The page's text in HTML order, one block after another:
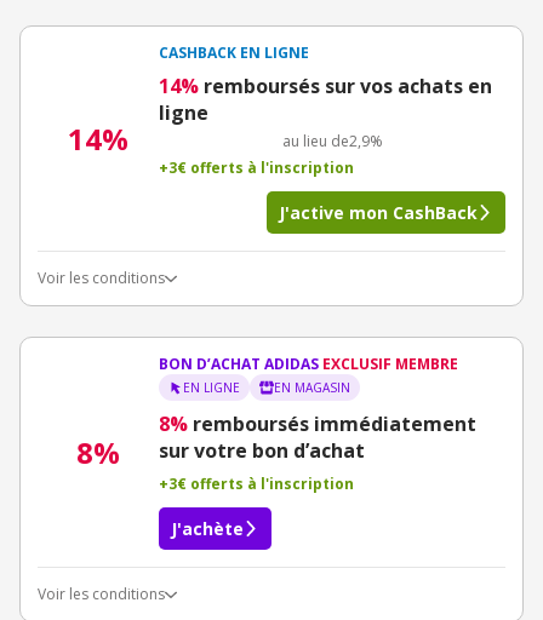
14%
CASHBACK EN LIGNE
14% remboursés sur vos achats en
ligne
au lieu de2,9%
+3€ offerts à l'inscription
J'active mon CashBack
Voir les conditions
8%
BON D’ACHAT ADIDAS EXCLUSIF MEMBRE
EN LIGNE EN MAGASIN
8% remboursés immédiatement
sur votre bon d’achat
+3€ offerts à l'inscription
J'achète
Voir les conditions